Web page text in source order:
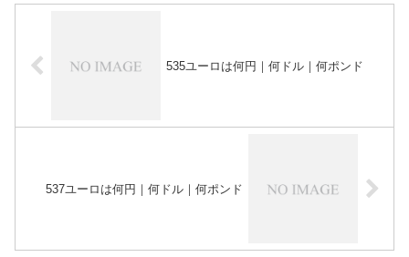
535ユーロは何円｜何ドル｜何ポンド
537ユーロは何円｜何ドル｜何ポンド